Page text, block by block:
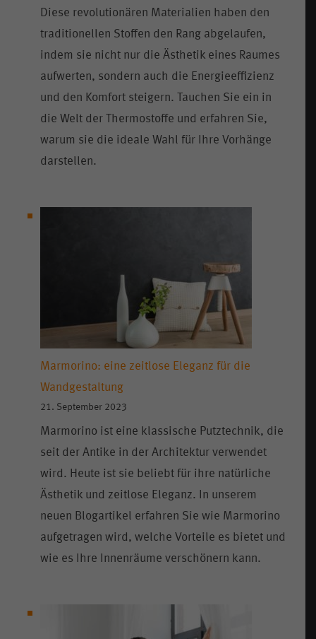
Diese revolutionären Materialien haben den
traditionellen Stoffen den Rang abgelaufen,
indem sie nicht nur die Ästhetik eines Raumes
aufwerten, sondern auch die Energieeffizienz
und den Komfort steigern. Tauchen Sie ein in
die Welt der Thermostoffe und erfahren Sie,
warum sie die ideale Wahl für Ihre Vorhänge
darstellen.
Marmorino: eine zeitlose Eleganz für die
Wandgestaltung
21. September 2023
Marmorino ist eine klassische Putztechnik, die
seit der Antike in der Architektur verwendet
wird. Heute ist sie beliebt für ihre natürliche
Ästhetik und zeitlose Eleganz. In unserem
neuen Blogartikel erfahren Sie wie Marmorino
aufgetragen wird, welche Vorteile es bietet und
wie es Ihre Innenräume verschönern kann.